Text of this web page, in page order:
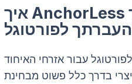
איך AnchorLess יכול לעזור לך
עבור אזרחי האיחוד
בדרך כלל פשוט מבחינת